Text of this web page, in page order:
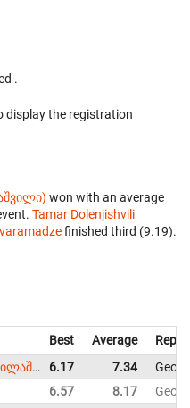
.
display the registration
won with an average
Tamar Dolenjishvili
finished third (9.19).
Best Average
Vako Marchilashvili (ვაკო მარჩილაშვილი) 6.17 7.34
6.57 8.17